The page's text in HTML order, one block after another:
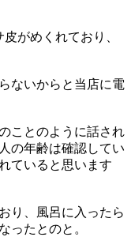
がめくれており、
ないからと当店に電
ことのように話され
の年齢は確認してい
ていると思います
り、風呂に入ったら
ったとのと。